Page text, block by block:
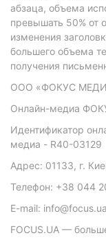
абзаца, объема
превышать 50% от
изменения
большего объема
получения
ООО «ФОКУС
Онлайн-медиа
Идентификатор
медиа - R40-03129
Адрес: 01133, г.
Телефон: +38 044
E-mail: info@focus.ua
FOCUS.UA —